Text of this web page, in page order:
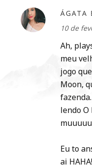
ÁGATA
10 de
Ah,
meu
jogo
Moon,
lendo O
Eu to
ai